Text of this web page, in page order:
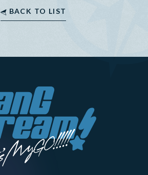
BACK TO LIST